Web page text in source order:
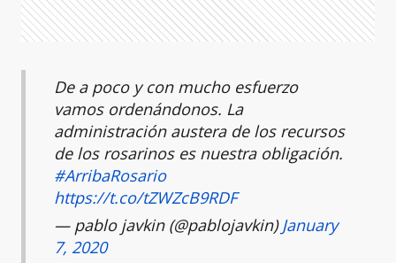
De a poco y con mucho esfuerzo
vamos ordenándonos. La
administración austera de los recursos
de los rosarinos es nuestra obligación.
#ArribaRosario
https://t.co/tZWZcB9RDF
— pablo javkin (@pablojavkin)January
7, 2020